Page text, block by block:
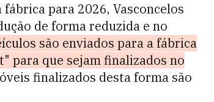
para 2026, Vasconcelos
de forma reduzida e no
são enviados para a fábrica
para que sejam finalizados no
finalizados desta forma são